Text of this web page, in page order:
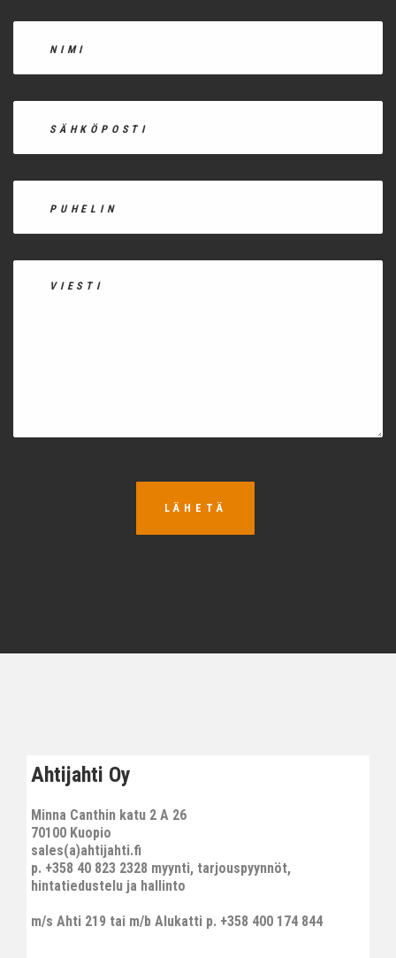
LÄHETÄ
Ahtijahti Oy
Minna Canthin katu 2 A 26
70100 Kuopio
sales(a)ahtijahti.fi
p. +358 40 823 2328 myynti, tarjouspyynnöt,
hintatiedustelu ja hallinto
m/s Ahti 219 tai m/b Alukatti p. +358 400 174 844